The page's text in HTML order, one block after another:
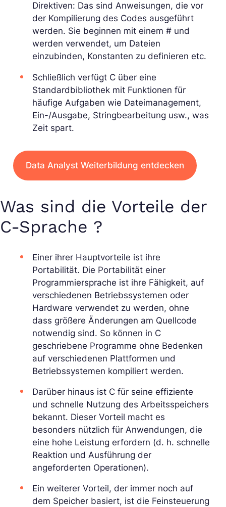
Direktiven: Das sind Anweisungen, die vor
der Kompilierung des Codes ausgeführt
werden. Sie beginnen mit einem # und
werden verwendet, um Dateien
einzubinden, Konstanten zu definieren etc.
Schließlich verfügt C über eine
Standardbibliothek mit Funktionen für
häufige Aufgaben wie Dateimanagement,
Ein-/Ausgabe, Stringbearbeitung usw., was
Zeit spart.
Data Analyst Weiterbildung entdecken
Was sind die Vorteile der
C-Sprache ?
Einer ihrer Hauptvorteile ist ihre
Portabilität. Die Portabilität einer
Programmiersprache ist ihre Fähigkeit, auf
verschiedenen Betriebssystemen oder
Hardware verwendet zu werden, ohne
dass größere Änderungen am Quellcode
notwendig sind. So können in C
geschriebene Programme ohne Bedenken
auf verschiedenen Plattformen und
Betriebssystemen kompiliert werden.
Darüber hinaus ist C für seine effiziente
und schnelle Nutzung des Arbeitsspeichers
bekannt. Dieser Vorteil macht es
besonders nützlich für Anwendungen, die
eine hohe Leistung erfordern (d. h. schnelle
Reaktion und Ausführung der
angeforderten Operationen).
Ein weiterer Vorteil, der immer noch auf
dem Speicher basiert, ist die Feinsteuerung